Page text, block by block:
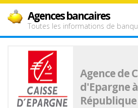
Agences bancaires
Toutes les informations de
Agence de
d'Epargne